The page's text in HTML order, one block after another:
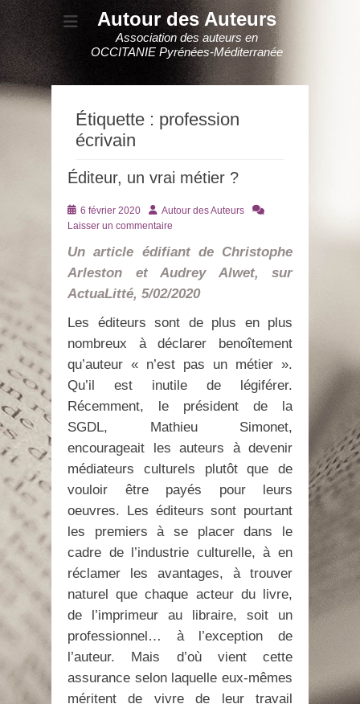
Autour des Auteurs
Association des auteurs en
OCCITANIE Pyrénées-Méditerranée
Étiquette : profession
écrivain
Éditeur, un vrai métier ?
Posté
le
6 février 2020 AuteurAutour des Auteurs
Laisser un commentaire
Un article édifiant de Christophe
Arleston et Audrey Alwet, sur
ActuaLitté, 5/02/2020
Les éditeurs sont de plus en plus
nombreux à déclarer benoîtement
qu’auteur « n’est pas un métier ».
Qu’il est inutile de légiférer.
Récemment, le président de la
SGDL, Mathieu Simonet,
encourageait les auteurs à devenir
médiateurs culturels plutôt que de
vouloir être payés pour leurs
oeuvres. Les éditeurs sont pourtant
les premiers à se placer dans le
cadre de l’industrie culturelle, à en
réclamer les avantages, à trouver
naturel que chaque acteur du livre,
de l’imprimeur au libraire, soit un
professionnel… à l’exception de
l’auteur. Mais d’où vient cette
assurance selon laquelle eux-mêmes
méritent de vivre de leur travail